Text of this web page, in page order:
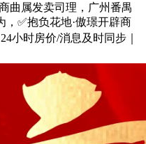
属发卖司理，广州番禺
✅抱负花地·傲璟开辟商
小时房价/消息及时同步｜